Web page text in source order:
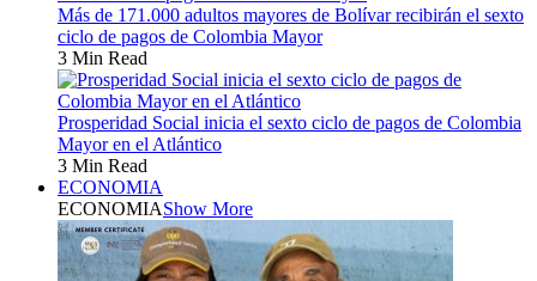
Más de 171.000 adultos mayores de Bolívar recibirán el sexto
ciclo de pagos de Colombia Mayor
3 Min Read
Prosperidad Social inicia el sexto ciclo de pagos de Colombia
Mayor en el Atlántico
3 Min Read
ECONOMIA
ECONOMIAShow More